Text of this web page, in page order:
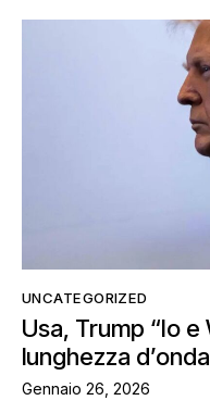
UNCATEGORIZED
Usa, Trump “Io e
lunghezza
Gennaio 26, 2026